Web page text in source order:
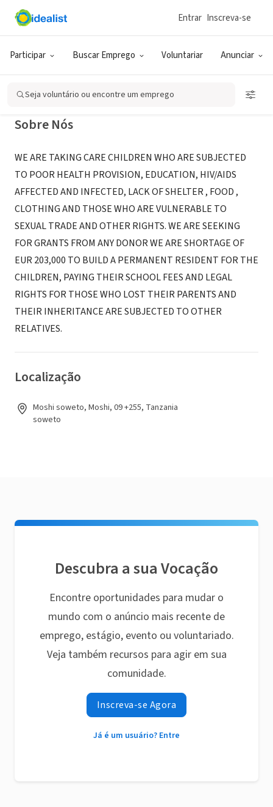
Participar Buscar Emprego Voluntariar Anunciar
Entrar Inscreva-se
Seja voluntário ou encontre um emprego
ONG (SETOR SOCIAL)
wida children home based care
Sobre Nós
WE ARE TAKING CARE CHILDREN WHO ARE SUBJECTED
TO POOR HEALTH PROVISION, EDUCATION, HIV/AIDS
AFFECTED AND INFECTED, LACK OF SHELTER , FOOD ,
CLOTHING AND THOSE WHO ARE VULNERABLE TO
SEXUAL TRADE AND OTHER RIGHTS. WE ARE SEEKING
FOR GRANTS FROM ANY DONOR WE ARE SHORTAGE OF
EUR 203,000 TO BUILD A PERMANENT RESIDENT FOR THE
CHILDREN, PAYING THEIR SCHOOL FEES AND LEGAL
RIGHTS FOR THOSE WHO LOST THEIR PARENTS AND
THEIR INHERITANCE ARE SUBJECTED TO OTHER
RELATIVES.
Localização
Moshi soweto, Moshi, 09 +255, Tanzania
soweto
Descubra a sua Vocação
Encontre oportunidades para mudar o
mundo com o anúncio mais recente de
emprego, estágio, evento ou voluntariado.
Veja também recursos para agir em sua
comunidade.
Inscreva-se Agora
Já é um usuário? Entre